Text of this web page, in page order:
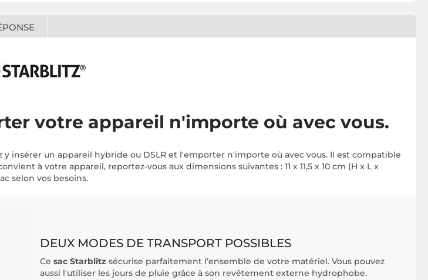
votre appareil n'importe où avec vous.
y insérer un appareil hybride ou DSLR et l'emporter n'importe où avec vous. Il est compatible
à votre appareil, reportez-vous aux dimensions suivantes : 11 x 11,5 x 10 cm (H x L x
selon vos besoins.
DEUX MODES DE TRANSPORT POSSIBLES
Ce sac Starblitz sécurise parfaitement l’ensemble de votre matériel. Vous pouvez
aussi l'utiliser les jours de pluie grâce à son revêtement externe hydrophobe.